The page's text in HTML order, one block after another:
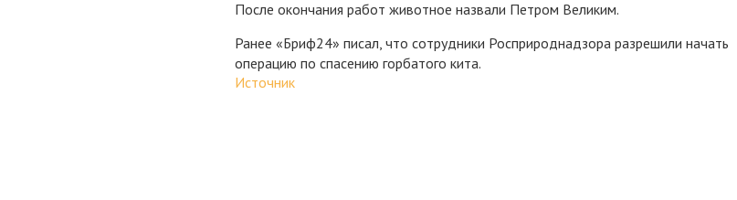
После окончания работ животное назвали Петром Великим.
Ранее «Бриф24» писал, что сотрудники Росприроднадзора разрешили начать
операцию по спасению горбатого кита.
Источник